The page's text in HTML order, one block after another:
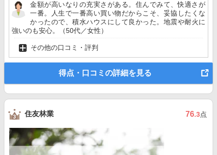
金額が高いなりの充実さがある。住んでみて、快適さが
一番。人生で一番高い買い物だからこそ、妥協したくな
かったので、積水ハウスにして良かった。地震や耐火に
強いのも安心。（50代／女性）
その他の口コミ・評判
得点・口コミの詳細を見る
住友林業 76.3点